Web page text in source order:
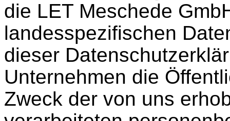
die LET Meschede
landesspezifischen
dieser
Unternehmen die
Zweck der von uns